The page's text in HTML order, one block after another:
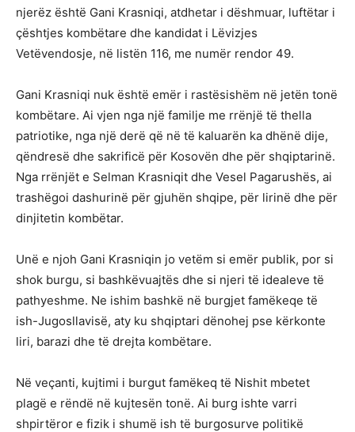
njerëz është Gani Krasniqi, atdhetar i dëshmuar, luftëtar i
çështjes kombëtare dhe kandidat i Lëvizjes
Vetëvendosje, në listën 116, me numër rendor 49.
Gani Krasniqi nuk është emër i rastësishëm në jetën tonë
kombëtare. Ai vjen nga një familje me rrënjë të thella
patriotike, nga një derë që në të kaluarën ka dhënë dije,
qëndresë dhe sakrificë për Kosovën dhe për shqiptarinë.
Nga rrënjët e Selman Krasniqit dhe Vesel Pagarushës, ai
trashëgoi dashurinë për gjuhën shqipe, për lirinë dhe për
dinjitetin kombëtar.
Unë e njoh Gani Krasniqin jo vetëm si emër publik, por si
shok burgu, si bashkëvuajtës dhe si njeri të idealeve të
pathyeshme. Ne ishim bashkë në burgjet famëkeqe të
ish-Jugosllavisë, aty ku shqiptari dënohej pse kërkonte
liri, barazi dhe të drejta kombëtare.
Në veçanti, kujtimi i burgut famëkeq të Nishit mbetet
plagë e rëndë në kujtesën tonë. Ai burg ishte varri
shpirtëror e fizik i shumë ish të burgosurve politikë